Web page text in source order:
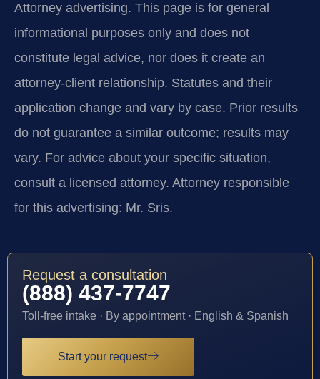
Attorney advertising. This page is for general
informational purposes only and does not
constitute legal advice, nor does it create an
attorney-client relationship. Statutes and their
application change and vary by case. Prior results
do not guarantee a similar outcome; results may
vary. For advice about your specific situation,
consult a licensed attorney. Attorney responsible
for this advertising: Mr. Sris.
Request a consultation
(888) 437-7747
Toll-free intake · By appointment · English & Spanish
Start your request